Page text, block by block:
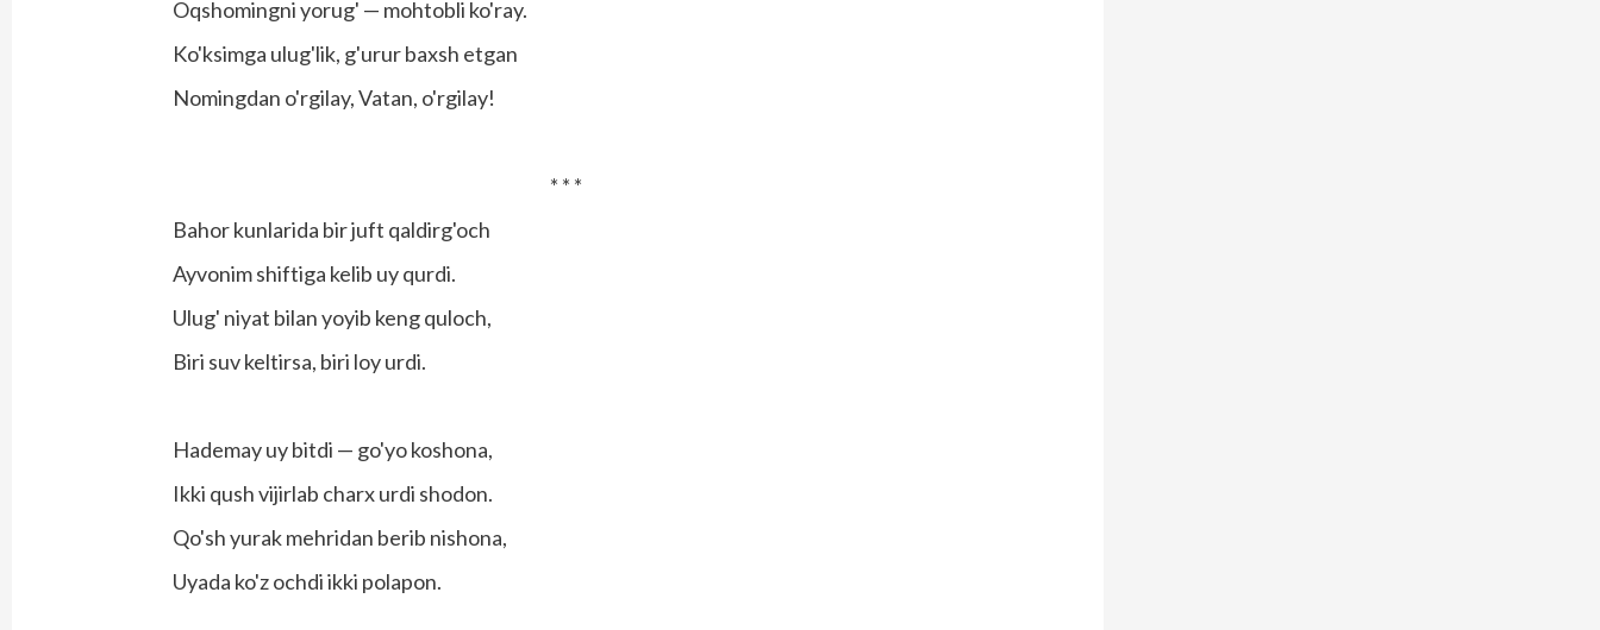
Oqshomingni yorug' — mohtobli ko'ray.
Ko'ksimga ulug'lik, g'urur baxsh etgan
Nomingdan o'rgilay, Vatan, o'rgilay!
* * *
Bahor kunlarida bir juft qaldirg'och
Ayvonim shiftiga kelib uy qurdi.
Ulug' niyat bilan yoyib keng quloch,
Biri suv keltirsa, biri loy urdi.
Hademay uy bitdi — go'yo koshona,
Ikki qush vijirlab charx urdi shodon.
Qo'sh yurak mehridan berib nishona,
Uyada ko'z ochdi ikki polapon.